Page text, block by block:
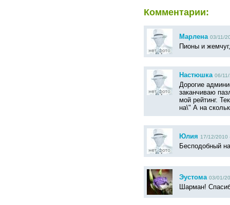
Комментарии:
Марлена 03/11/
Пионы и
Настюшка 06/
Дорогие
заканчиваю
мой рейтинг.
на\" А на
Юлия 17/12/2010
Бесподобный
Эустома 03/01/
Шарман!